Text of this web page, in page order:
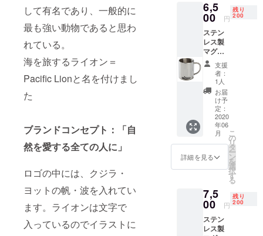
して有名であり、一般的に
最も強い動物であると思わ
れている。
海を旅するライオン＝
Pacific Lionと名を付けまし
た
ブランドコンセプト：「自
然を愛する全ての人に」
ロゴの中には、クジラ・
ヨットの帆・波を入れてい
ます。ライオンは文字で
入っているのでイラストに
（ラ
バー
シート
で圧着
させま
す） T-
シャツ
と旅先
から写
真付き
お礼の
メール
6,5
00 円
残り
200
ステン
レス製
マグ
カッ
プ ロ
ゴ入り
屋内・
屋外で
活躍で
きるス
テンレ
ス製マ
グカッ
プ ステ
ンレス
製マグ
＋旅先
からお
礼の
メール
支援
者：
1人
お届
け予
定：
2020
年06
月
詳細を見る
こ
の
リ
タ
ー
ン
を
選
択
す
る
7,5
00 円
残り
200
ステン
レス製